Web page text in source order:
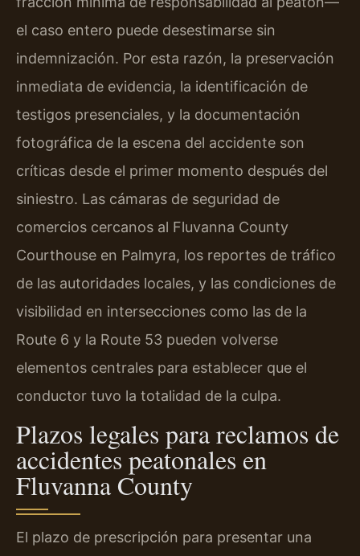
el caso entero puede desestimarse sin
indemnización. Por esta razón, la preservación
inmediata de evidencia, la identificación de
testigos presenciales, y la documentación
fotográfica de la escena del accidente son
críticas desde el primer momento después del
siniestro. Las cámaras de seguridad de
comercios cercanos al Fluvanna County
Courthouse en Palmyra, los reportes de tráfico
de las autoridades locales, y las condiciones de
visibilidad en intersecciones como las de la
Route 6 y la Route 53 pueden volverse
elementos centrales para establecer que el
conductor tuvo la totalidad de la culpa.
Plazos legales para reclamos de
accidentes peatonales en
Fluvanna County
El plazo de prescripción para presentar una